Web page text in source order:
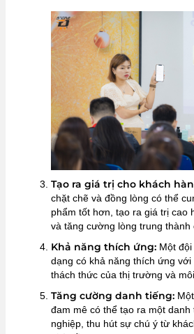
Tạo ra giá trị cho khách
chặt chẽ và đồng lòng có thể
phẩm tốt hơn, tạo ra giá trị cao
và tăng cường lòng trung thành
Khả năng thích ứng: Một
dạng có khả năng thích ứng
thách thức của thị trường và
Tăng cường danh tiếng:
đam mê có thể tạo ra một danh
nghiệp, thu hút sự chú ý từ